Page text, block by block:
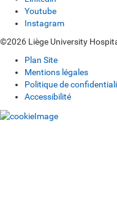
Youtube
Instagram
©2026 Liège University
Plan Site
Mentions légales
Politique de
Accessibilité